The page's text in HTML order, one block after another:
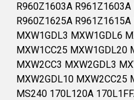
R960Z1603A
R960Z1625A R961Z1615A
MXW1GDL3 MXW1GDL6
MXW1CC25
MXW2CC3 MXW2GDL3
MXW2GDL10 MXW2CC25
MS240 170L120A